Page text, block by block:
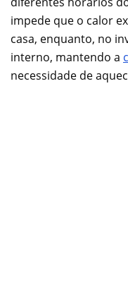
impede que o calor
casa, enquanto, no
interno, mantendo a
necessidade de